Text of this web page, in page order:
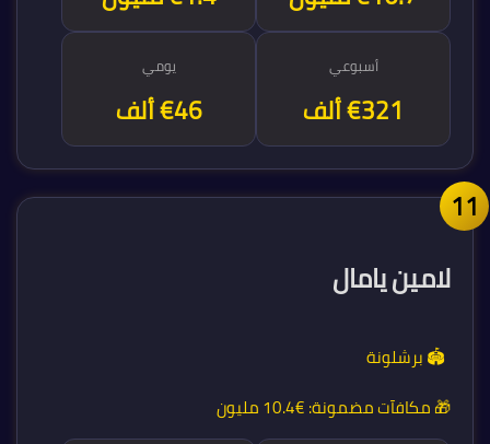
أسبوعي
€321 ألف
يومي
€46 ألف
لامين يامال
🏟️ برشلونة
🎁 مكافآت مضمونة:€10.4 مليون